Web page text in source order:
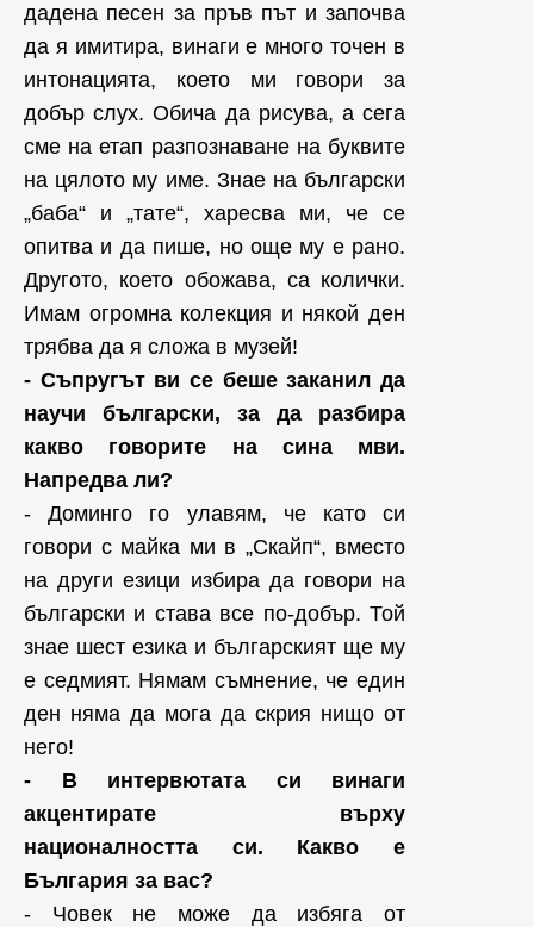
дадена песен за пръв път и започва
да я имитира, винаги е много точен в
интонацията, което ми говори за
добър слух. Обича да рисува, а сега
сме на етап разпознаване на буквите
на цялото му име. Знае на български
„баба“ и „тате“, харесва ми, че се
опитва и да пише, но още му е рано.
Другото, което обожава, са колички.
Имам огромна колекция и някой ден
трябва да я сложа в музей!
- Съпругът ви се беше заканил да
научи български, за да разбира
какво говорите на сина мви.
Напредва ли?
- Доминго го улавям, че като си
говори с майка ми в „Скайп“, вместо
на други езици избира да говори на
български и става все по-добър. Той
знае шест езика и българският ще му
е седмият. Нямам съмнение, че един
ден няма да мога да скрия нищо от
него!
- В интервютата си винаги
акцентирате върху
националността си. Какво е
България за вас?
- Човек не може да избяга от